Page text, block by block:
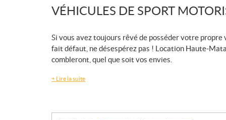
VÉHICULES DE SPORT
Si vous avez toujours rêvé de posséder votre
fait défaut, ne désespérez pas ! Location Haute-
combleront, quel que soit vos envies.
+ Lire la suite